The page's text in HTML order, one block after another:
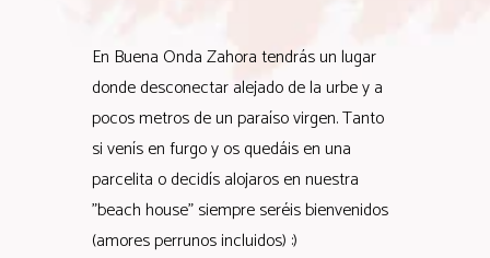
En Buena Onda Zahora tendrás un lugar
donde desconectar alejado de la urbe y a
pocos metros de un paraíso virgen. Tanto
si venís en furgo y os quedáis en una
parcelita o decidís alojaros en nuestra
"beach house" siempre seréis bienvenidos
(amores perrunos incluidos) :)